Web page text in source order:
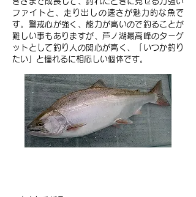
ファイトと、走り出しの速さが魅力的な魚で
す。警戒心が強く、能力が高いので釣ることが
難しい事もありますが、芦ノ湖最高峰のターゲ
ットとして釣り人の関心が高く、「いつか釣り
たい」と憧れるに相応しい個体です。